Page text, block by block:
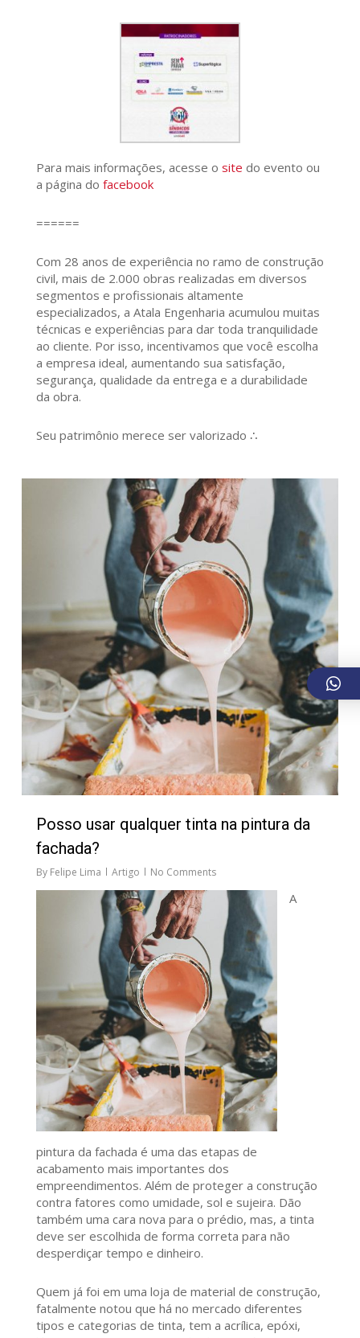
Para mais informações, acesse o site do evento ou
a página do facebook
======
Com 28 anos de experiência no ramo de construção
civil, mais de 2.000 obras realizadas em diversos
segmentos e profissionais altamente
especializados, a Atala Engenharia acumulou muitas
técnicas e experiências para dar toda tranquilidade
ao cliente. Por isso, incentivamos que você escolha
a empresa ideal, aumentando sua satisfação,
segurança, qualidade da entrega e a durabilidade
da obra.
Seu patrimônio merece ser valorizado ∴
Posso usar qualquer tinta na pintura da
fachada?
By Felipe Lima Artigo No Comments
A
pintura da fachada é uma das etapas de
acabamento mais importantes dos
empreendimentos. Além de proteger a construção
contra fatores como umidade, sol e sujeira. Dão
também uma cara nova para o prédio, mas, a tinta
deve ser escolhida de forma correta para não
desperdiçar tempo e dinheiro.
Quem já foi em uma loja de material de construção,
fatalmente notou que há no mercado diferentes
tipos e categorias de tinta, tem a acrílica, epóxi,
609